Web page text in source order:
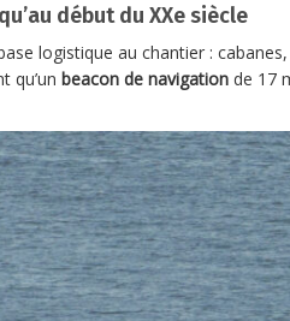
début du XXe siècle
base logistique au chantier :
qu’un beacon de navigation de 17